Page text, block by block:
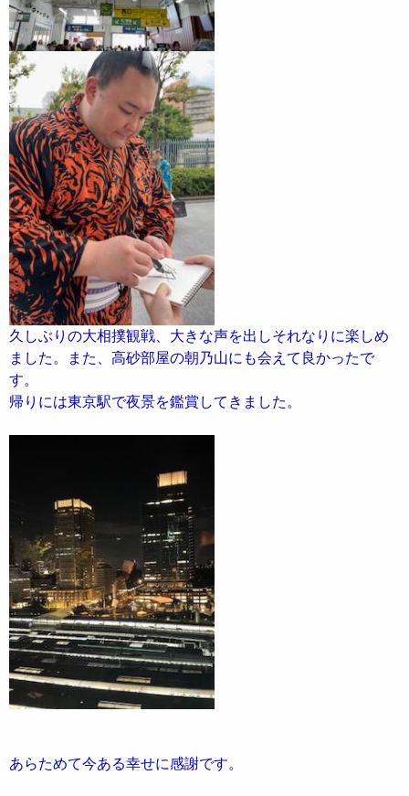
久しぶりの大相撲観戦、大きな声を出しそれなりに楽しめ
ました。また、高砂部屋の朝乃山にも会えて良かったで
す。
帰りには東京駅で夜景を鑑賞してきました。
あらためて今ある幸せに感謝です。